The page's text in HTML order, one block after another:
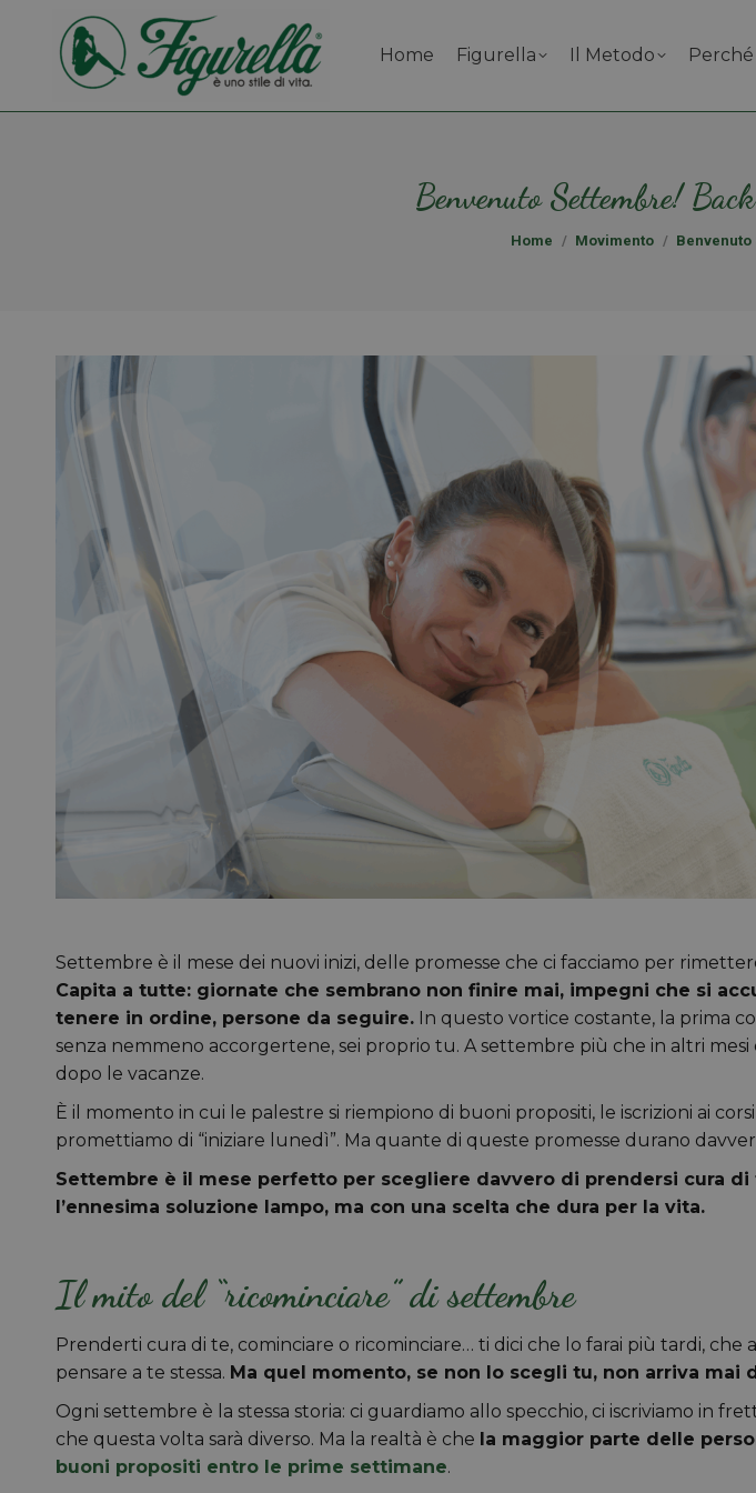
Home Figurella Il Metodo
Benvenuto Settembre!
Tu sei qui:
Home Movimento
Settembre è il mese dei nuovi inizi, delle promesse che ci facciamo per
Capita a tutte: giornate che sembrano non finire mai, impegni che si
tenere in ordine, persone da seguire. In questo vortice costante, la prima
senza nemmeno accorgertene, sei proprio tu. A settembre più che in altri mesi
dopo le vacanze.
È il momento in cui le palestre si riempiono di buoni propositi, le iscrizioni ai
promettiamo di “iniziare lunedì”. Ma quante di queste promesse durano
Settembre è il mese perfetto per scegliere davvero di prendersi cura di
l’ennesima soluzione lampo, ma con una scelta che dura per la vita.
Il mito del “ricominciare” di settembre
Prenderti cura di te, cominciare o ricominciare… ti dici che lo farai più tardi, che
pensare a te stessa. Ma quel momento, se non lo scegli tu, non arriva mai
Ogni settembre è la stessa storia: ci guardiamo allo specchio, ci iscriviamo in
che questa volta sarà diverso. Ma la realtà è che la maggior parte delle
buoni propositi entro le prime settimane.